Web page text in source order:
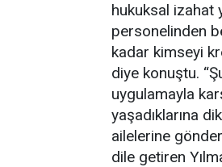
hukuksal izahat
personelinden
kadar kimseyi
diye konuştu.
uygulamayla
yaşadıklarına
ailelerine
dile getiren